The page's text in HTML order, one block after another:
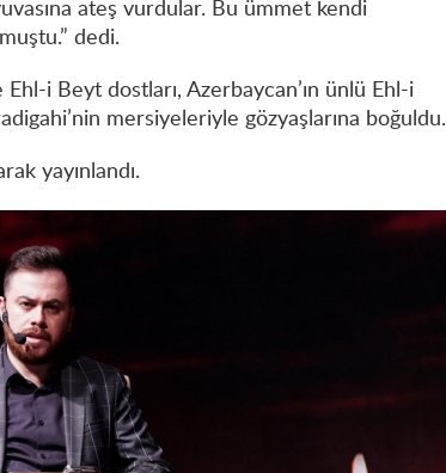
ateş vurdular. Bu ümmet kendi
dedi.
Ehl-i Beyt dostları, Azerbaycan’ın ünlü Ehl-i
mersiyeleriyle gözyaşlarına boğuldu.
yayınlandı.